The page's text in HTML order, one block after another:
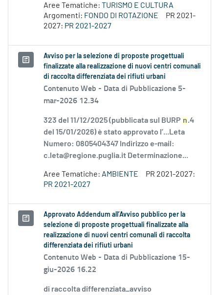
Aree Tematiche: TURISMO E CULTURA
Argomenti: FONDO DI ROTAZIONE
PR 2021-
2027: PR 2021-2027
Avviso per la selezione di proposte progettuali
finalizzate alla realizzazione di nuovi centri comunali
di raccolta differenziata dei rifiuti urbani
Contenuto Web - Data di Pubblicazione 5-
mar-2026 12.34
323 del 11/12/2025 (pubblicata sul BURP n.4
del 15/01/2026) è stato approvato l’...Leta
Numero: 0805404347 Indirizzo e-mail:
c.leta@regione.puglia.it Determinazione...
Aree Tematiche: AMBIENTE
PR 2021-2027:
PR 2021-2027
Approvato Addendum all’Avviso pubblico per la
selezione di proposte progettuali finalizzate alla
realizzazione di nuovi centri comunali di raccolta
differenziata dei rifiuti urbani
Contenuto Web - Data di Pubblicazione 15-
giu-2026 16.22
di raccolta differenziata_avviso